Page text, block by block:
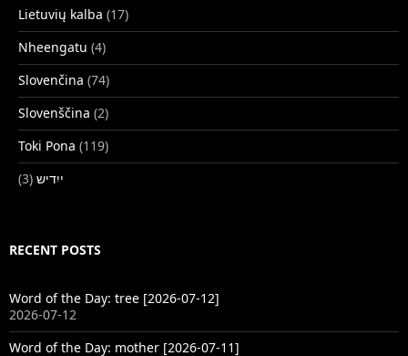
Lietuvių kalba (17)
Nheengatu (4)
Slovenčina (74)
Slovenščina (2)
Toki Pona (119)
ייִדיש (3)
RECENT POSTS
Word of the Day: tree [2026-07-12]
2026-07-12
Word of the Day: mother [2026-07-11]